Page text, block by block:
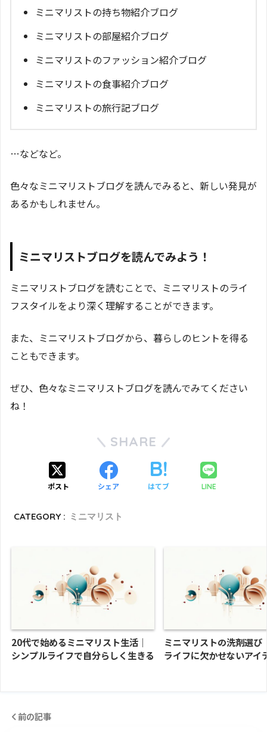
ミニマリストの持ち物紹介ブログ
ミニマリストの部屋紹介ブログ
ミニマリストのファッション紹介ブログ
ミニマリストの食事紹介ブログ
ミニマリストの旅行記ブログ
…などなど。
色々なミニマリストブログを読んでみると、新しい発見が
あるかもしれません。
ミニマリストブログを読んでみよう！
ミニマリストブログを読むことで、ミニマリストのライ
フスタイルをより深く理解することができます。
また、ミニマリストブログから、暮らしのヒントを得る
こともできます。
ぜひ、色々なミニマリストブログを読んでみてください
ね！
SHARE
ポスト シェア はてブ LINE
CATEGORY : ミニマリスト
20代で始めるミニマリスト生活｜
シンプルライフで自分らしく生きる
ミニマリストの洗剤選び
ライフに欠かせないアイ
前の記事